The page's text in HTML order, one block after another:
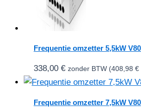
Frequentie omzetter 5,5kW
338,00 € zonder BTW (408,98 €
Frequentie omzetter 7,5kW